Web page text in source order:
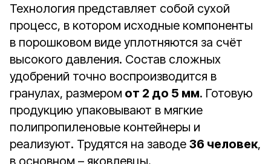
Технология представляет собой сухой
процесс, в котором исходные компоненты
в порошковом виде уплотняются за счёт
высокого давления. Состав сложных
удобрений точно воспроизводится в
гранулах, размером от 2 до 5 мм. Готовую
продукцию упаковывают в мягкие
полипропиленовые контейнеры и
реализуют. Трудятся на заводе 36 человек,
в основном – яковлевцы.